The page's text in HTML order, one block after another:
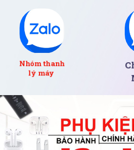
Nhóm thanh
lý máy